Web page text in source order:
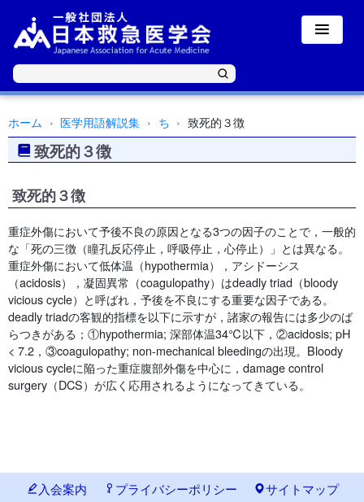
ホーム 医学用語解説集 ち 致死的３徴
致死的３徴
致死的３徴
重症外傷において予後不良の原因となる3つの因子のことで，一般的
な「死の三徴（瞳孔反応停止，呼吸停止，心停止）」とは異なる。
重症外傷において低体温（hypothermia），アシドーシス
（acidosis），凝固異常（coagulopathy）はdeadly triad（bloody
vicious cycle）と呼ばれ，予後を不良にする重要な因子である。
deadly triadの客観的指標を以下に示すが，諸家の報告には多少のば
らつきがある；①hypothermia; 深部体温34℃以下，②acidosis; pH
< 7.2，③coagulopathy; non-mechanical bleedingの出現。Bloody
vicious cycleに陥った重症腹部外傷を中心に，damage control
surgery（DCS）が広く応用されるようになってきている。
入会案内 プライバシーポリシー
サイトマップ